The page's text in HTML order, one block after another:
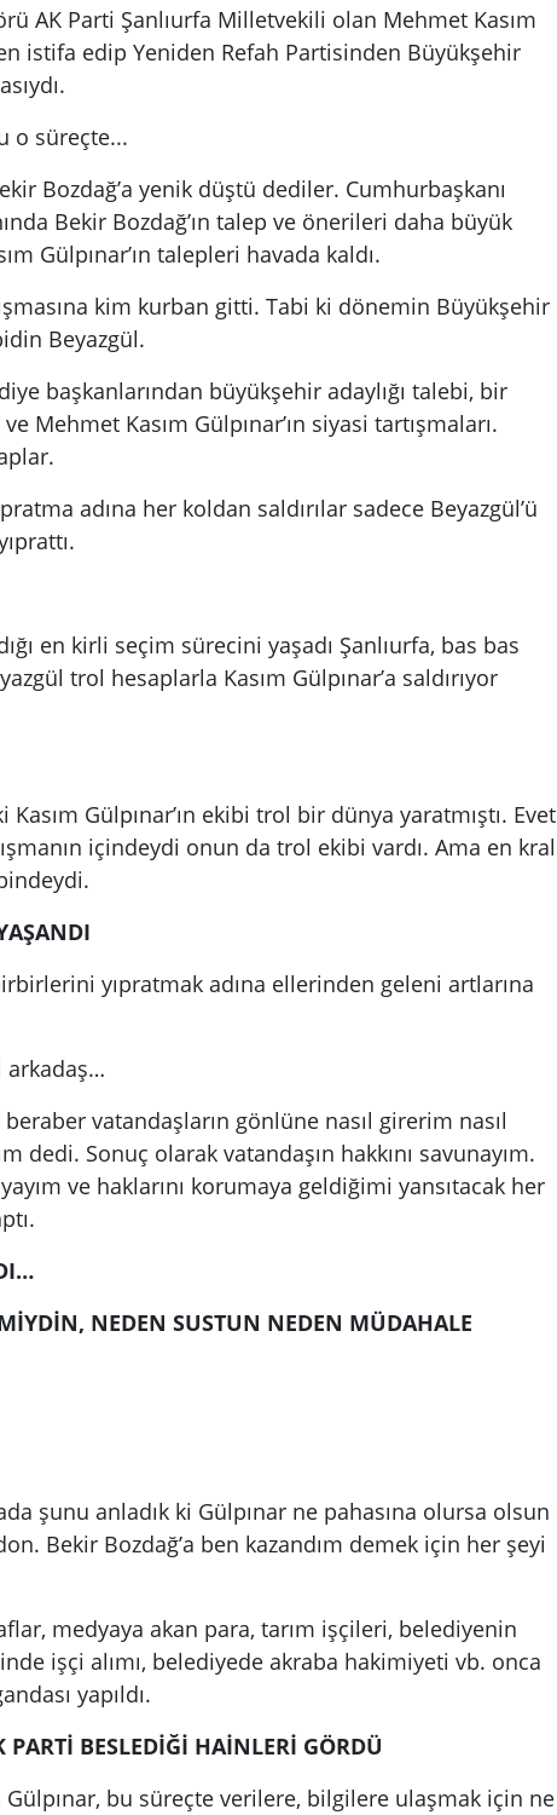
AK Parti Şanlıurfa Milletvekili olan Mehmet Kasım
istifa edip Yeniden Refah Partisinden Büyükşehir
o süreçte...
Bozdağ’a yenik düştü dediler. Cumhurbaşkanı
Bekir Bozdağ’ın talep ve önerileri daha büyük
Gülpınar’ın talepleri havada kaldı.
kim kurban gitti. Tabi ki dönemin Büyükşehir
Beyazgül.
başkanlarından büyükşehir adaylığı talebi, bir
Mehmet Kasım Gülpınar’ın siyasi tartışmaları.
adına her koldan saldırılar sadece Beyazgül’ü
en kirli seçim sürecini yaşadı Şanlıurfa, bas bas
trol hesaplarla Kasım Gülpınar’a saldırıyor
Kasım Gülpınar’ın ekibi trol bir dünya yaratmıştı. Evet
içindeydi onun da trol ekibi vardı. Ama en kral
yıpratmak adına ellerinden geleni artlarına
arkadaş…
vatandaşların gönlüne nasıl girerim nasıl
dedi. Sonuç olarak vatandaşın hakkını savunayım.
ve haklarını korumaya geldiğimi yansıtacak her
NEDEN SUSTUN NEDEN MÜDAHALE
şunu anladık ki Gülpınar ne pahasına olursa olsun
Bekir Bozdağ’a ben kazandım demek için her şeyi
medyaya akan para, tarım işçileri, belediyenin
işçi alımı, belediyede akraba hakimiyeti vb. onca
yapıldı.
BESLEDİĞİ HAİNLERİ GÖRDÜ
Gülpınar, bu süreçte verilere, bilgilere ulaşmak için ne